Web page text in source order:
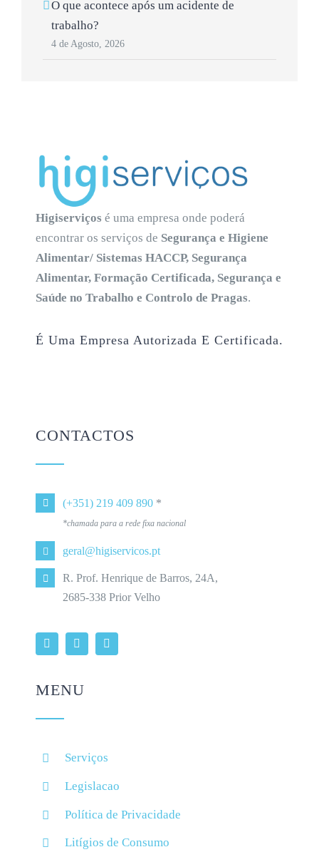
O que acontece após um acidente de
trabalho?
4 de Agosto, 2026
Higiserviços é uma empresa onde poderá
encontrar os serviços de Segurança e Higiene
Alimentar/ Sistemas HACCP, Segurança
Alimentar, Formação Certificada, Segurança e
Saúde no Trabalho e Controlo de Pragas.
É Uma Empresa Autorizada E Certificada.
CONTACTOS
(+351) 219 409 890 *
*chamada para a rede fixa nacional
geral@higiservicos.pt
R. Prof. Henrique de Barros, 24A,
2685-338 Prior Velho
MENU
Serviços
Legislacao
Política de Privacidade
Litígios de Consumo